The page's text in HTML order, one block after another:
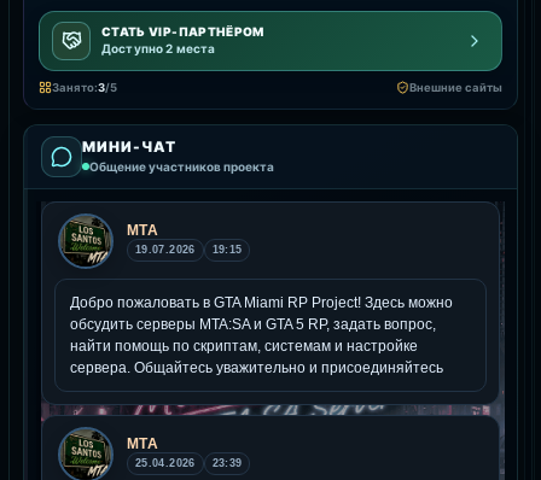
СТАТЬ VIP-ПАРТНЁРОМ
Доступно 2 места
Занято:3/5 Внешние сайты
МИНИ-ЧАТ
Общение участников проекта